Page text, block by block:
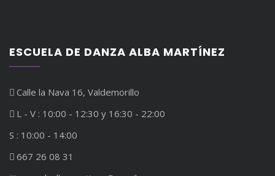
ESCUELA DE DANZA ALBA MARTÍNEZ
Calle la Nava 16, Valdemorillo
L - V : 10:00 - 12:30 y 16:30 - 22:00
S : 10:00 - 14:00
667 26 08 31